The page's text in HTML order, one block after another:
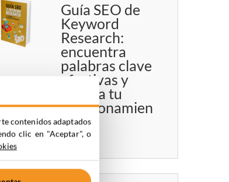
Guía SEO de
Keyword
Research:
encuentra
palabras clave
efectivas y
mejora tu
posicionamien
to
contenidos adaptados
clic en "Aceptar", o